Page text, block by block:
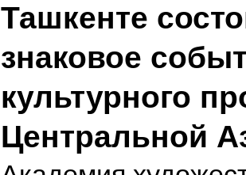
Ташкенте
знаковое
культурного
Центральной